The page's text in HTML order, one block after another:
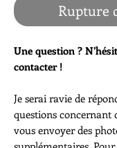
Rupture
Une question ?
contacter !
Je serai ravie de
questions concernant
vous envoyer des